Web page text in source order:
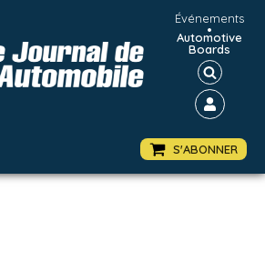
Événements
•
Automotive
Boards
S'ABONNER